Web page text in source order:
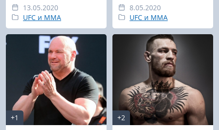
13.05.2020
UFC и MMA
8.05.2020
UFC и MMA
+1
+2